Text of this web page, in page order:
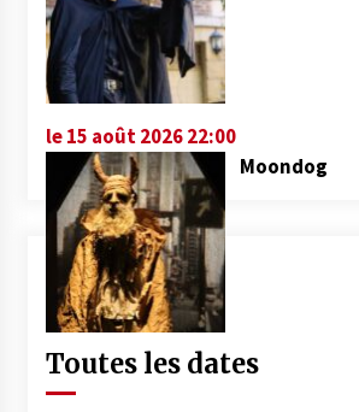
le 15 août 2026 22:00
Moondog
Toutes les dates